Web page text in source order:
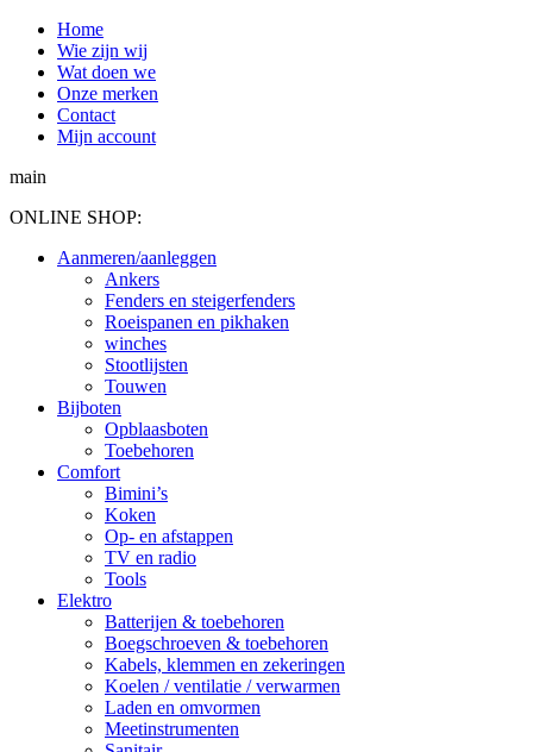
Spring
naar
content
Home
Wie zijn wij
Wat doen we
Onze merken
Contact
Mijn account
main
ONLINE SHOP:
Aanmeren/aanleggen
Ankers
Fenders en steigerfenders
Roeispanen en pikhaken
winches
Stootlijsten
Touwen
Bijboten
Opblaasboten
Toebehoren
Comfort
Bimini’s
Koken
Op- en afstappen
TV en radio
Tools
Elektro
Batterijen & toebehoren
Boegschroeven & toebehoren
Kabels, klemmen en zekeringen
Koelen / ventilatie / verwarmen
Laden en omvormen
Meetinstrumenten